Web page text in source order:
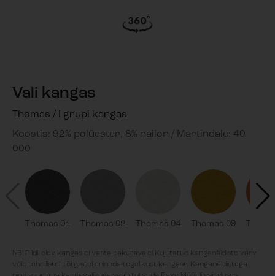
Vali kangas
Thomas / I grupi kangas
Koostis: 92% polüester, 8% nailon / Martindale: 40
000
Thomas 01 Thomas 02 Thomas 04 Thomas 09
NB! Pildil olev kangas ei vasta pakutavale! Kujutatud kanganäidiste värv
võib tehnilistel põhjustel erineda tegelikust kangast. Kanganäidistega